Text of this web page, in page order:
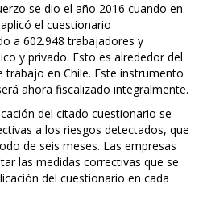
se dio el año 2016 cuando en
el cuestionario
a 602.948 trabajadores y
y privado. Esto es alrededor del
trabajo en Chile. Este instrumento
ahora fiscalizado integralmente.
del citado cuestionario se
a los riesgos detectados, que
de seis meses. Las empresas
las medidas correctivas que se
del cuestionario en cada